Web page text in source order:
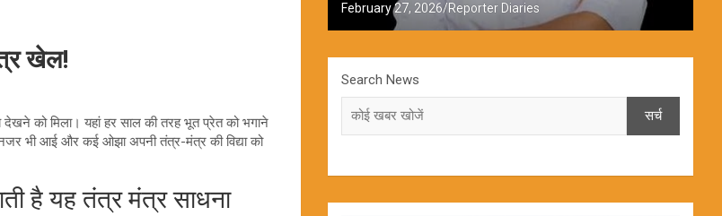
खेल!
देखने को मिला। यहां हर साल की तरह भूत प्रेत को भगाने
भी आई और कई ओझा अपनी तंत्र-मंत्र की विद्या को
है यह तंत्र मंत्र साधना
February 27, 2026 Reporter Diaries
Search News
सर्च